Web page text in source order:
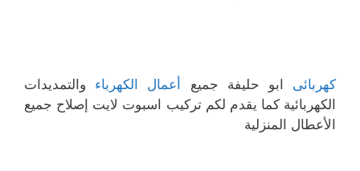
كهربائى ابو حليفة جميع أعمال الكهرباء والتمديدات
الكهربائية كما يقدم لكم تركيب اسبوت لايت إصلاح جميع
الأعطال المنزلية